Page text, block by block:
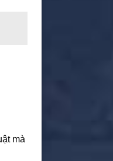
mà